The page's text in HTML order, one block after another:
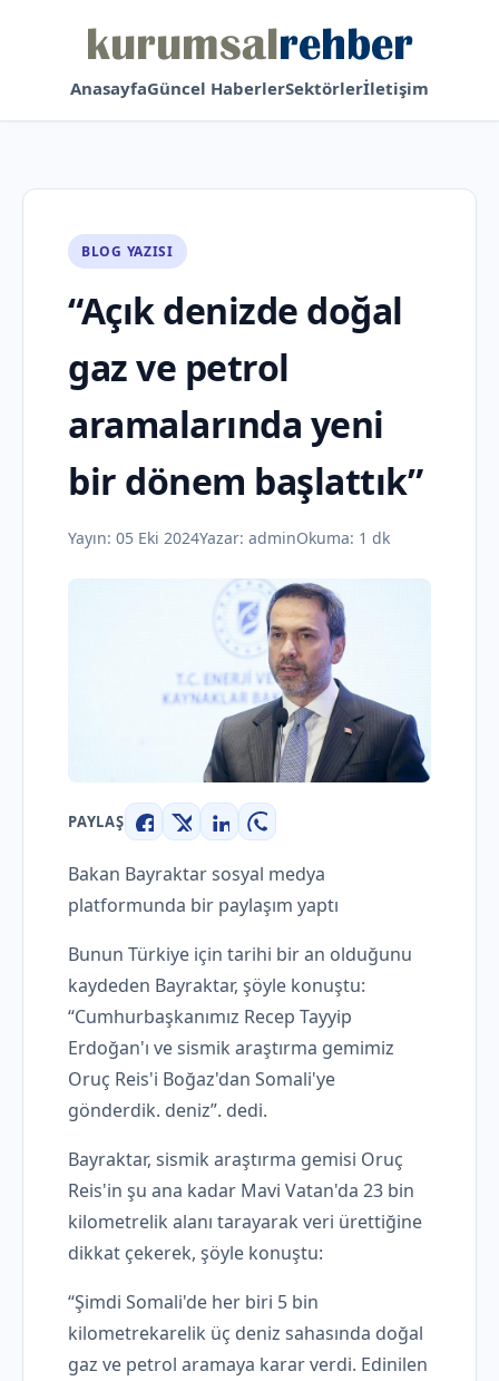
AnasayfaGüncel HaberlerSektörlerİletişim
BLOG YAZISI
“Açık denizde doğal
gaz ve petrol
aramalarında yeni
bir dönem başlattık”
Yayın: 05 Eki 2024Yazar: adminOkuma: 1 dk
PAYLAŞ
Facebook
X LinkedInWhatsApp
Bakan Bayraktar sosyal medya
platformunda bir paylaşım yaptı
Bunun Türkiye için tarihi bir an olduğunu
kaydeden Bayraktar, şöyle konuştu:
“Cumhurbaşkanımız Recep Tayyip
Erdoğan'ı ve sismik araştırma gemimiz
Oruç Reis'i Boğaz'dan Somali'ye
gönderdik. deniz”. dedi.
Bayraktar, sismik araştırma gemisi Oruç
Reis'in şu ana kadar Mavi Vatan'da 23 bin
kilometrelik alanı tarayarak veri ürettiğine
dikkat çekerek, şöyle konuştu:
“Şimdi Somali'de her biri 5 bin
kilometrekarelik üç deniz sahasında doğal
gaz ve petrol aramaya karar verdi. Edinilen